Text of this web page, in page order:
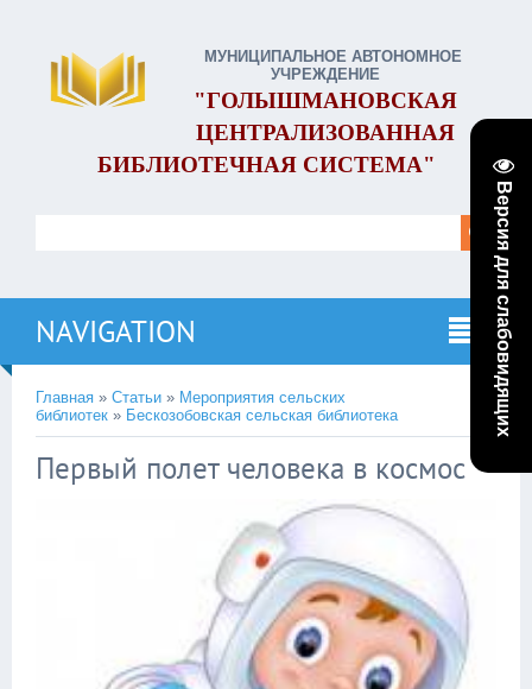
Версия для слабовидящих
МУНИЦИПАЛЬНОЕ АВТОНОМНОЕ
УЧРЕЖДЕНИЕ
"ГОЛЫШМАНОВСКАЯ
ЦЕНТРАЛИЗОВАННАЯ
БИБЛИОТЕЧНАЯ СИСТЕМА"
NAVIGATION
Главная » Статьи » Мероприятия сельских
библиотек » Бескозобовская сельская библиотека
Первый полет человека в космос